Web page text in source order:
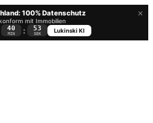
×
100% Datenschutz
mit Immobilien
40
MIN : 52
SEK
Lukinski KI